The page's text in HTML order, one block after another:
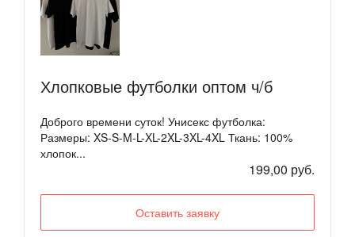
Хлопковые футболки оптом ч/б
Доброго времени суток! Унисекс футболка:
Размеры: XS-S-M-L-XL-2XL-3XL-4XL Ткань: 100%
хлопок...
199,00 руб.
Оставить заявку